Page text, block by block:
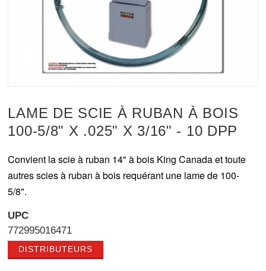
LAME DE SCIE À RUBAN À BOIS
100-5/8" X .025" X 3/16" - 10 DPP
Convient la scie à ruban 14" à bois King Canada et toute
autres scies à ruban à bois requérant une lame de 100-
5/8".
UPC
772995016471
DISTRIBUTEURS